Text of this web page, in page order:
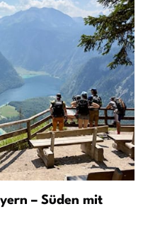
– Süden mit